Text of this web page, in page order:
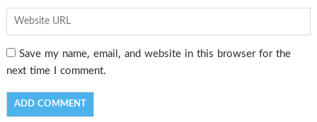
Save my name, email, and website in this browser for the
next time I comment.